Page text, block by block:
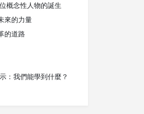
概念性人物的誕生
來的力量
的道路
：我們能學到什麼？